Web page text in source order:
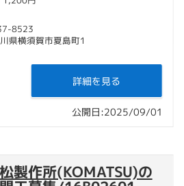
8523
県横須賀市夏島町1
詳細を見る
公開日:2025/09/01
製作所(KOMATSU)の